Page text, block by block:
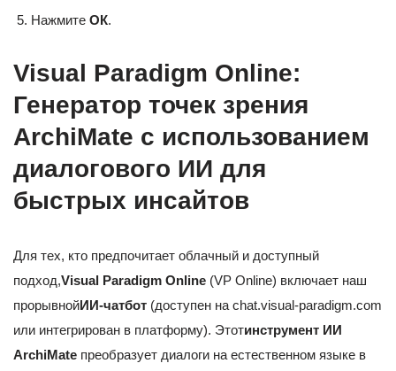
Нажмите ОК.
Visual Paradigm Online:
Генератор точек зрения
ArchiMate с использованием
диалогового ИИ для
быстрых инсайтов
Для тех, кто предпочитает облачный и доступный
подход,Visual Paradigm Online (VP Online) включает наш
прорывнойИИ-чатбот (доступен на chat.visual-paradigm.com
или интегрирован в платформу). Этотинструмент ИИ
ArchiMate преобразует диалоги на естественном языке в